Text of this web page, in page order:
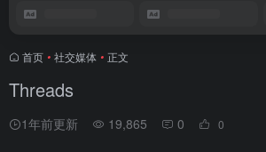
首页 • 社交媒体 • 正文
Threads
1年前更新 19,865 0 0